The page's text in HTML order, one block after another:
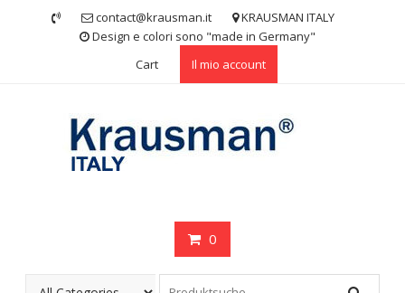
contact@krausman.it
KRAUSMAN ITALY
Design e colori sono "made in Germany"
Cart
Il mio account
0